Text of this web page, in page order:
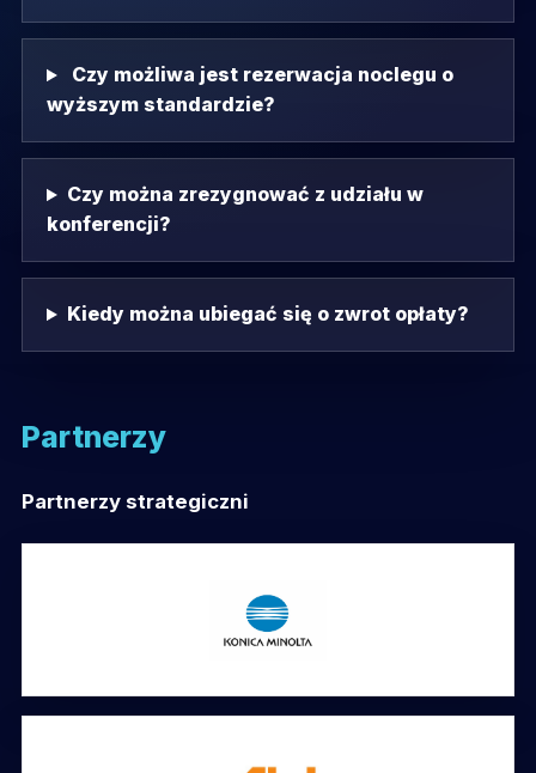
Czy możliwa jest rezerwacja noclegu o
wyższym standardzie?
Czy można zrezygnować z udziału w
konferencji?
Kiedy można ubiegać się o zwrot opłaty?
Partnerzy
Partnerzy strategiczni